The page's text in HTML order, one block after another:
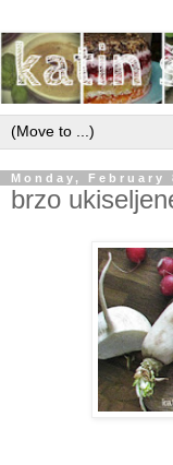
Monday, February
brzo